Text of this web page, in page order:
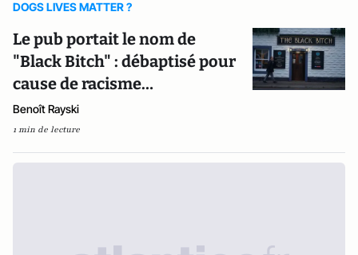
DOGS LIVES MATTER ?
Le pub portait le nom de
"Black Bitch" : débaptisé pour
cause de racisme…
Benoît Rayski
1 min de lecture